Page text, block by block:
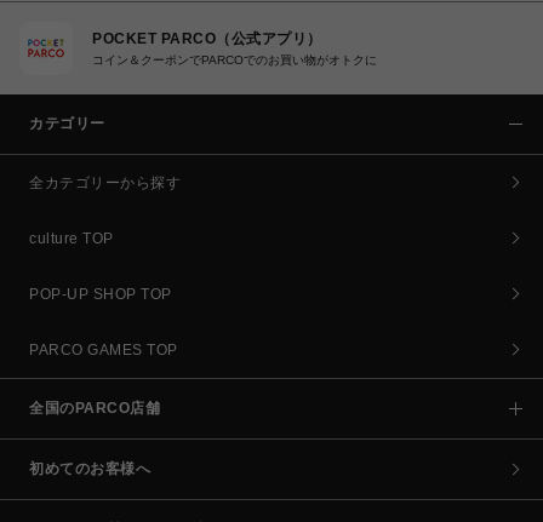
POCKET PARCO（公式アプリ）
コイン＆クーポンでPARCOでのお買い物がオトクに
カテゴリー
全カテゴリーから探す
culture TOP
POP-UP SHOP TOP
PARCO GAMES TOP
全国のPARCO店舗
初めてのお客様へ